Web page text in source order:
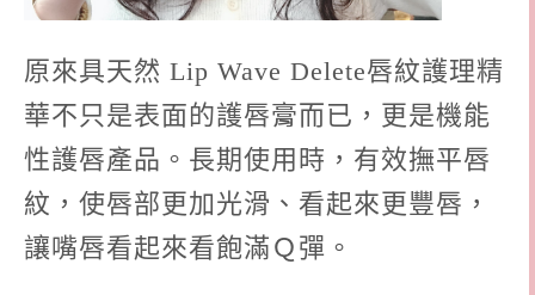
原來具天然 Lip Wave Delete唇紋護理精
華不只是表面的護唇膏而已，更是機能
性護唇產品。長期使用時，有效撫平唇
紋，使唇部更加光滑、看起來更豐唇，
讓嘴唇看起來看飽滿Ｑ彈。